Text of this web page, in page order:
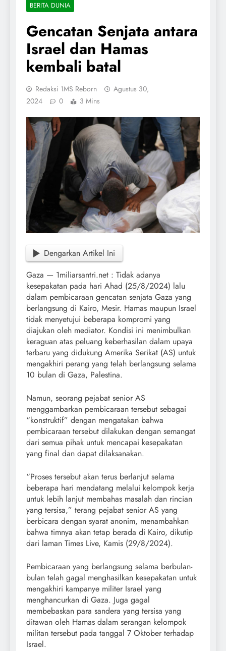
BERITA DUNIA
Gencatan Senjata antara
Israel dan Hamas
kembali batal
Redaksi 1MS Reborn
Agustus 30,
2024
0 3 Mins
Dengarkan Artikel Ini
Gaza — 1miliarsantri.net : Tidak adanya
kesepakatan pada hari Ahad (25/8/2024) lalu
dalam pembicaraan gencatan senjata Gaza yang
berlangsung di Kairo, Mesir. Hamas maupun Israel
tidak menyetujui beberapa kompromi yang
diajukan oleh mediator. Kondisi ini menimbulkan
keraguan atas peluang keberhasilan dalam upaya
terbaru yang didukung Amerika Serikat (AS) untuk
mengakhiri perang yang telah berlangsung selama
10 bulan di Gaza, Palestina.
Namun, seorang pejabat senior AS
menggambarkan pembicaraan tersebut sebagai
“konstruktif” dengan mengatakan bahwa
pembicaraan tersebut dilakukan dengan semangat
dari semua pihak untuk mencapai kesepakatan
yang final dan dapat dilaksanakan.
“Proses tersebut akan terus berlanjut selama
beberapa hari mendatang melalui kelompok kerja
untuk lebih lanjut membahas masalah dan rincian
yang tersisa,” terang pejabat senior AS yang
berbicara dengan syarat anonim, menambahkan
bahwa timnya akan tetap berada di Kairo, dikutip
dari laman Times Live, Kamis (29/8/2024).
Pembicaraan yang berlangsung selama berbulan-
bulan telah gagal menghasilkan kesepakatan untuk
mengakhiri kampanye militer Israel yang
menghancurkan di Gaza. Juga gagal
membebaskan para sandera yang tersisa yang
ditawan oleh Hamas dalam serangan kelompok
militan tersebut pada tanggal 7 Oktober terhadap
Israel.